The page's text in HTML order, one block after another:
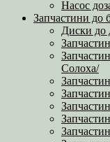
Насос
Запчастини до
Диски до
Солоха/